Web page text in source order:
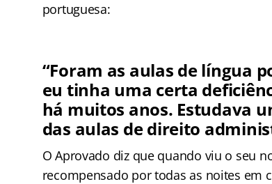
portuguesa:
“Foram as aulas de língua
eu tinha uma certa
há muitos anos. Estudava
das aulas de direito
O Aprovado diz que quando viu o seu
recompensado por todas as noites em